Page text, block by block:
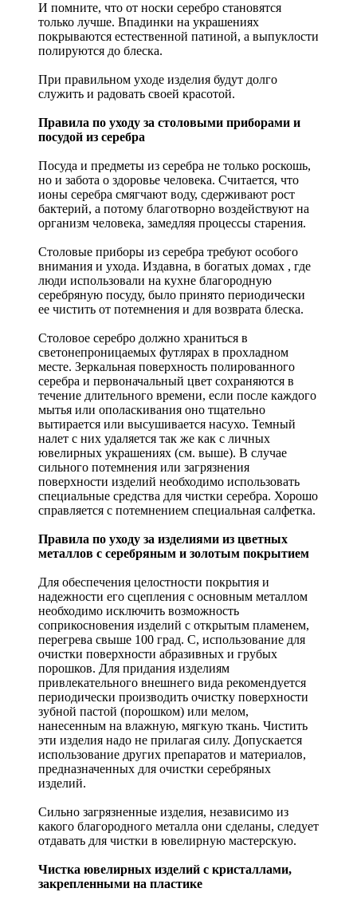
И помните, что от носки серебро становятся
только лучше. Впадинки на украшениях
покрываются естественной патиной, а выпуклости
полируются до блеска.
При правильном уходе изделия будут долго
служить и радовать своей красотой.
Правила по уходу за столовыми приборами и
посудой из серебра
Посуда и предметы из серебра не только роскошь,
но и забота о здоровье человека. Считается, что
ионы серебра смягчают воду, сдерживают рост
бактерий, а потому благотворно воздействуют на
организм человека, замедляя процессы старения.
Столовые приборы из серебра требуют особого
внимания и ухода. Издавна, в богатых домах , где
люди использовали на кухне благородную
серебряную посуду, было принято периодически
ее чистить от потемнения и для возврата блеска.
Столовое серебро должно храниться в
светонепроницаемых футлярах в прохладном
месте. Зеркальная поверхность полированного
серебра и первоначальный цвет сохраняются в
течение длительного времени, если после каждого
мытья или ополаскивания оно тщательно
вытирается или высушивается насухо. Темный
налет с них удаляется так же как с личных
ювелирных украшениях (см. выше). В случае
сильного потемнения или загрязнения
поверхности изделий необходимо использовать
специальные средства для чистки серебра. Хорошо
справляется с потемнением специальная салфетка.
Правила по уходу за изделиями из цветных
металлов с серебряным и золотым покрытием
Для обеспечения целостности покрытия и
надежности его сцепления с основным металлом
необходимо исключить возможность
соприкосновения изделий с открытым пламенем,
перегрева свыше 100 град. С, использование для
очистки поверхности абразивных и грубых
порошков. Для придания изделиям
привлекательного внешнего вида рекомендуется
периодически производить очистку поверхности
зубной пастой (порошком) или мелом,
нанесенным на влажную, мягкую ткань. Чистить
эти изделия надо не прилагая силу. Допускается
использование других препаратов и материалов,
предназначенных для очистки серебряных
изделий.
Сильно загрязненные изделия, независимо из
какого благородного металла они сделаны, следует
отдавать для чистки в ювелирную мастерскую.
Чистка ювелирных изделий с кристаллами,
закрепленными на пластике